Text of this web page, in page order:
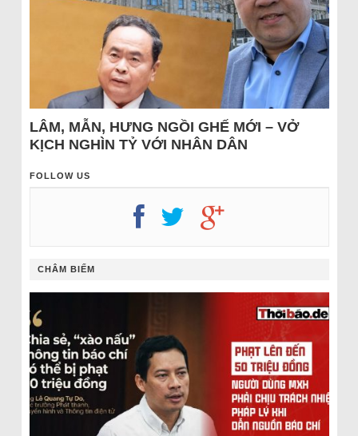
LÂM, MẪN, HƯNG NGỒI GHẾ MỚI – VỞ
KỊCH NGHÌN TỶ VỚI NHÂN DÂN
FOLLOW US
CHÂM BIẾM